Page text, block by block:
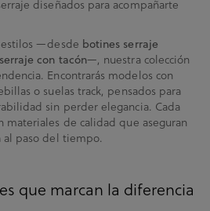
diseñados para acompañarte
—desde botines serraje
con tacón—, nuestra colección
Encontrarás modelos con
o suelas track, pensados para
sin perder elegancia. Cada
materiales de calidad que aseguran
al paso del tiempo.
que marcan la diferencia